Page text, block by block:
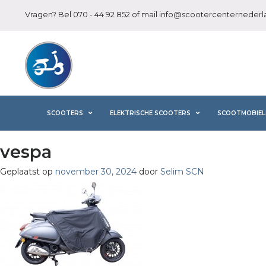
Vragen? Bel 070 - 44 92 852 of mail
SCOOTERS ELEKTRISCHE SCOOTERS
vespa
Geplaatst op november 30, 2024 door Selim SCN